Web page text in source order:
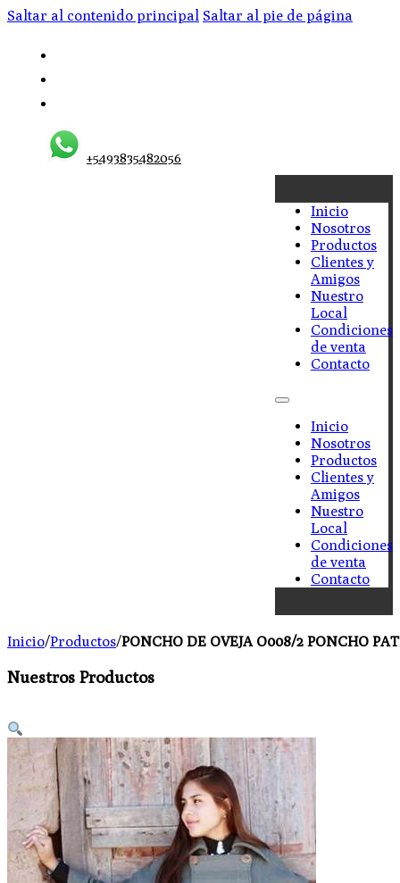
Saltar al contenido principal Saltar al pie de página
+5493835482056
Inicio
Nosotros
Productos
Clientes y
Amigos
Nuestro
Local
Condiciones
de venta
Contacto
Inicio
Nosotros
Productos
Clientes y
Amigos
Nuestro
Local
Condiciones
de venta
Contacto
Inicio/Productos/PONCHO DE OVEJA O008/2 PONCHO
Nuestros Productos